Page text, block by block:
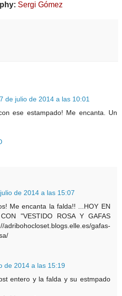
Sergi Gómez
7 de julio de 2014 a las 10:01
ese estampado! Me encanta. Un
de 2014 a las 15:07
Me encanta la falda!! ...HOY EN
"VESTIDO ROSA Y GAFAS
gafas-
de 2014 a las 15:19
entero y la falda y su estmpado